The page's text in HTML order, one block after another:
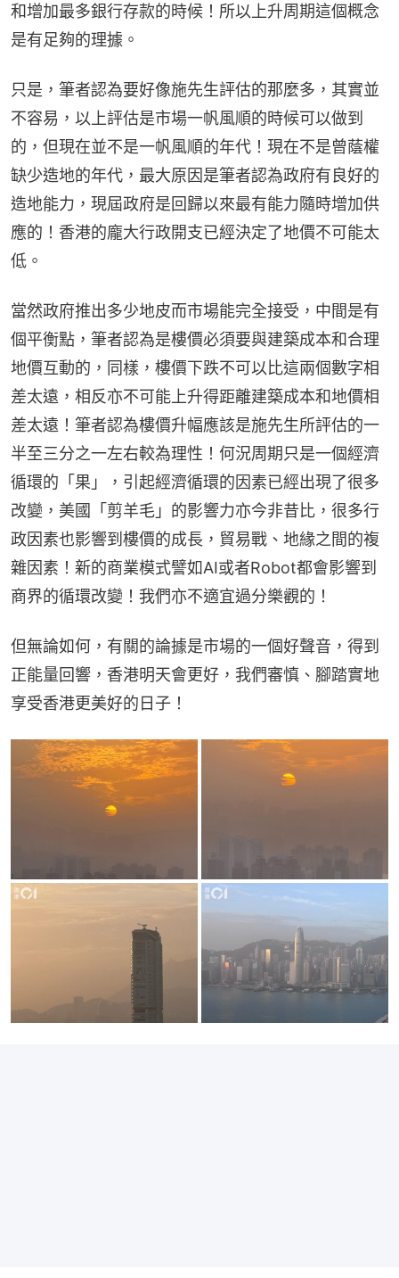
和增加最多銀行存款的時候！所以上升周期這個概念
是有足夠的理據。
只是，筆者認為要好像施先生評估的那麼多，其實並
不容易，以上評估是市場一帆風順的時候可以做到
的，但現在並不是一帆風順的年代！現在不是曾蔭權
缺少造地的年代，最大原因是筆者認為政府有良好的
造地能力，現屆政府是回歸以來最有能力隨時增加供
應的！香港的龐大行政開支已經決定了地價不可能太
低。
當然政府推出多少地皮而市場能完全接受，中間是有
個平衡點，筆者認為是樓價必須要與建築成本和合理
地價互動的，同樣，樓價下跌不可以比這兩個數字相
差太遠，相反亦不可能上升得距離建築成本和地價相
差太遠！筆者認為樓價升幅應該是施先生所評估的一
半至三分之一左右較為理性！何況周期只是一個經濟
循環的「果」，引起經濟循環的因素已經出現了很多
改變，美國「剪羊毛」的影響力亦今非昔比，很多行
政因素也影響到樓價的成長，貿易戰、地緣之間的複
雜因素！新的商業模式譬如AI或者Robot都會影響到
商界的循環改變！我們亦不適宜過分樂觀的！
但無論如何，有關的論據是市場的一個好聲音，得到
正能量回響，香港明天會更好，我們審慎、腳踏實地
享受香港更美好的日子！